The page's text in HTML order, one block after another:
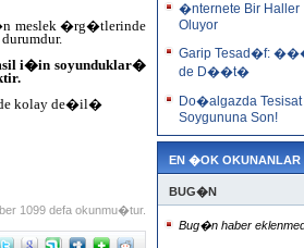
meslek �rg�tlerinde
i�in soyunduklar�
de kolay de�il�
1099 defa okunmu�tur.
�nternete Bir Haller
Oluyor
Garip Tesad�f:
de D��t�
Do�algazda Tesisat
Soygununa Son!
EN �OK OKUNANLAR
BUG�N
Bug�n haber